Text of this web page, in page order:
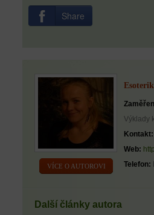
Share
VÍCE O AUTOROVI
Výklady
Kontakt:
Web:
Telefon:
Další články autora